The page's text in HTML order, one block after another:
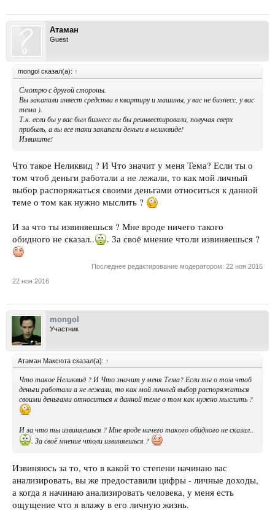
Атаман
Guest
mongol сказал(а): ↑
Смотрю с другой стороны.
Вы закапали инвест средства в квартиру и машины, у вас не бизнесс, у вас
тема ).
Т.к. если бы у вас был бизнесс вы бы реинвестировали, получая сверх
прибыль, а вы все таки закапали деньги в неликвиде!
Извините!
Что такое Неликвид ? И Что значит у меня Тема? Если ты о
том чтоб деньги работали а не лежали, то как мой личный
выбор распоряжаться своими деньгами относиться к данной
теме о том как нужно мыслить ?
И за что ты извиняешься ? Мне вроде ничего такого
обидного не сказал..
. За своё мнение чтоли извиняешься ?
Последнее редактирование модератором: 22 ноя 2016
22 ноя 2016
mongol
Участник
Атаман Максюта сказал(а): ↑
Что такое Неликвид ? И Что значит у меня Тема? Если ты о том чтоб
деньги работали а не лежали, то как мой личный выбор распоряжаться
своими деньгами относиться к данной теме о том как нужно мыслить ?
И за что ты извиняешься ? Мне вроде ничего такого обидного не сказал..
. За своё мнение чтоли извиняешься ?
Извиняюсь за то, что в какой то степени начинаю вас
анализировать, вы же предоставили цифры - личные доходы,
а когда я начинаю анализировать человека, у меня есть
ощущение что я влажу в его личную жизнь.